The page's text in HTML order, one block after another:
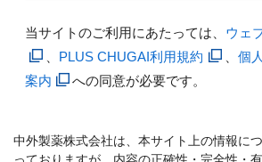
当サイトのご利用にあたっては、 ウェ
PLUS CHUGAI利用規約
個
案内
への同意が必要です。
中外製薬株式会社は、本サイト上の情報に
っておりますが、内容の正確性・完全性・